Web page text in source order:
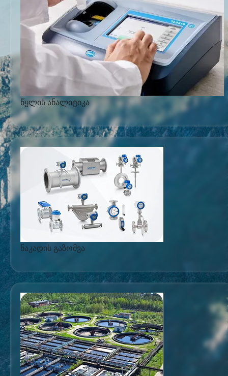
წყლის ანალიტიკა
ნაკადის გაზომვა